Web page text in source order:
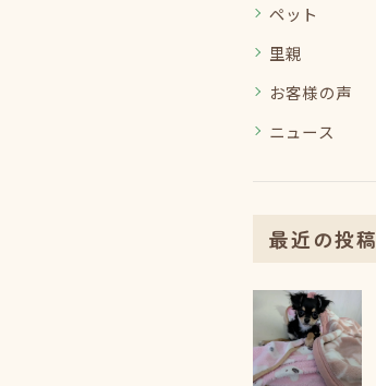
ペット
里親
お客様の声
ニュース
最近の投稿